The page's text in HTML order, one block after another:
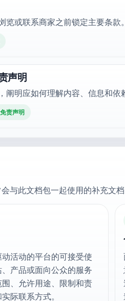
览或联系商家之前锁定主要条款。
声明
阐明应如何理解内容、信息和依
责声明
与此文档包一起使用的补充文档
活动的平台的可接受使
产品或面向公众的服务
、允许用途、限制和责
际联系方式。